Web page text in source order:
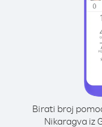
Birati broj
Nikaragva iz